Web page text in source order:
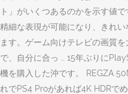
ト」がいくつあるのかを示す値
精細な表現が可能になり、きれ
ます。ゲーム向けテレビの画質
で、自分に合っ … 15年ぶりに
機を購入した沖です。 REGZA
れでPS4 Proがあれば4K HDRで